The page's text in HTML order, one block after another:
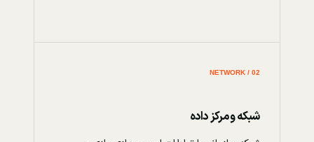
02 / NETWORK
شبکه و مرکز داده